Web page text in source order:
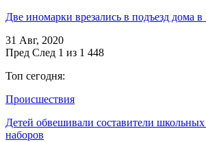
Две иномарки врезались в подъезд дома
31 Авг, 2020
Пред След 1 из 1 448
Топ сегодня:
Происшествия
Детей обвешивали составители
наборов